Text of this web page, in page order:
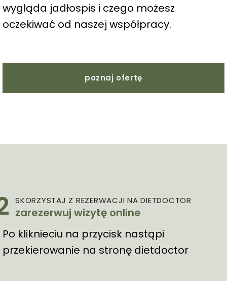
wygląda jadłospis i czego możesz
oczekiwać od naszej współpracy.
poznaj ofertę
SKORZYSTAJ Z REZERWACJI NA DIETDOCTOR
zarezerwuj wizytę online
Po kliknieciu na przycisk nastąpi
przekierowanie na stronę dietdoctor